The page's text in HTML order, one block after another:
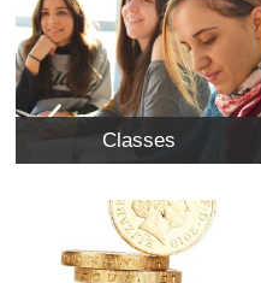
Classes